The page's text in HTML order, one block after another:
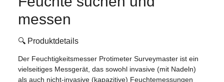
messen
🔍 Produktdetails
Der Feuchtigkeitsmesser Protimeter Surveymaster ist ein
vielseitiges Messgerät, das sowohl invasive (mit Nadeln)
als auch nicht-invasive (kapazitive) Feuchtemessungen